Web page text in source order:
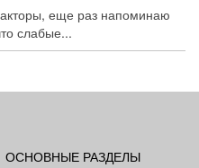
еще раз напоминаю
слабые...
ОСНОВНЫЕ РАЗДЕЛЫ